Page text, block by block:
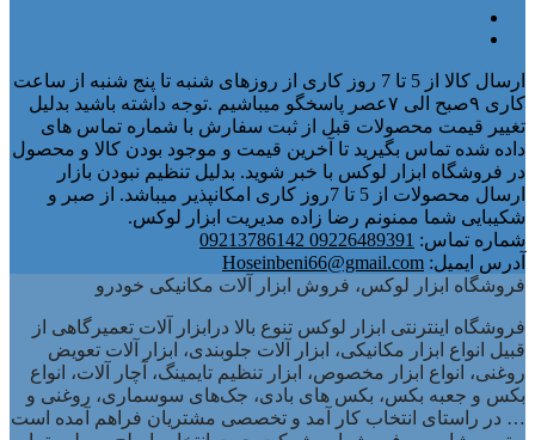
ارسال کالا از 5 تا 7 روز کاری از روزهای شنبه تا پنج شنبه از ساعت
کاری ۹صبح الی ۷عصر پاسخگو میباشیم .توجه داشته باشید بدلیل
تغییر قیمت محصولات قبل از ثبت سفارش با شماره تماس های
داده شده تماس بگیرید تا آخرین قیمت و موجود بودن کالا و محصول
در فروشگاه ابزار لوکس با خبر شوید. بدلیل تنظیم نبودن بازار
ارسال محصولات از 5 تا 7روز کاری امکانپذیر میباشد. از صبر و
شکیبایی شما ممنونم رضا زاده مدیریت ابزار لوکس.
شماره تماس: 09226489391 09213786142
آدرس ایمیل: Hoseinbeni66@gmail.com
فروشگاه ابزار لوکس، فروش ابزار آلات مکانیکی خودرو
فروشگاه اینترنتی ابزار لوکس تنوع بالا درابزار آلات تعمیرگاهی از
قبیل انواع ابزار مکانیکی، ابزار آلات جلوبندی، ابزار آلات تعویض
روغنی، انواع ابزار مخصوص، ابزار تنظیم تایمینگ، آچار آلات، انواع
بکس و جعبه بکس، بکس های بادی، جک‌های سوسماری، روغنی و
… در راستای انتخاب کار آمد و تخصصی مشتریان فراهم آمده است